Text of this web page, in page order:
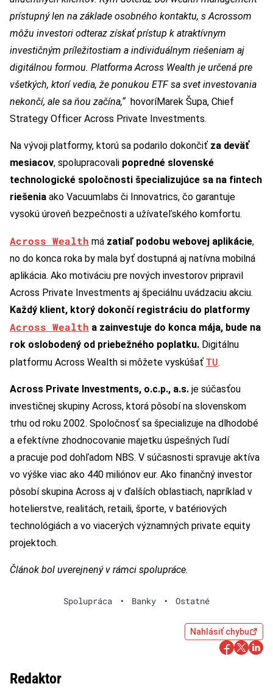
prístupný len na základe osobného kontaktu, s Acrossom
môžu investori odteraz získať prístup k atraktívnym
investičným príležitostiam a individuálnym riešeniam aj
digitálnou formou. Platforma Across Wealth je určená pre
všetkých, ktorí vedia, že ponukou ETF sa svet investovania
nekončí, ale sa ňou začína,“ hovoríMarek Šupa, Chief
Strategy Officer Across Private Investments.
Na vývoji platformy, ktorú sa podarilo dokončiť za deväť
mesiacov, spolupracovali popredné slovenské
technologické spoločnosti špecializujúce sa na fintech
riešenia ako Vacuumlabs či Innovatrics, čo garantuje
vysokú úroveň bezpečnosti a užívateľského komfortu.
Across Wealth má zatiaľ podobu webovej aplikácie,
no do konca roka by mala byť dostupná aj natívna mobilná
aplikácia. Ako motiváciu pre nových investorov pripravil
Across Private Investments aj špeciálnu uvádzaciu akciu.
Každý klient, ktorý dokončí registráciu do platformy
Across Wealth a zainvestuje do konca mája, bude na
rok oslobodený od priebežného poplatku. Digitálnu
platformu Across Wealth si môžete vyskúšať TU.
Across Private Investments, o.c.p., a.s. je súčasťou
investičnej skupiny Across, ktorá pôsobí na slovenskom
trhu od roku 2002. Spoločnosť sa špecializuje na dlhodobé
a efektívne zhodnocovanie majetku úspešných ľudí
a pracuje pod dohľadom NBS. V súčasnosti spravuje aktíva
vo výške viac ako 440 miliónov eur. Ako finančný investor
pôsobí skupina Across aj v ďalších oblastiach, napríklad v
hotelierstve, realitách, retaili, športe, v batériových
technológiách a vo viacerých významných private equity
projektoch.
Článok bol uverejnený v rámci spolupráce.
Spolupráca • Banky • Ostatné
Nahlásiť chybu
Redaktor